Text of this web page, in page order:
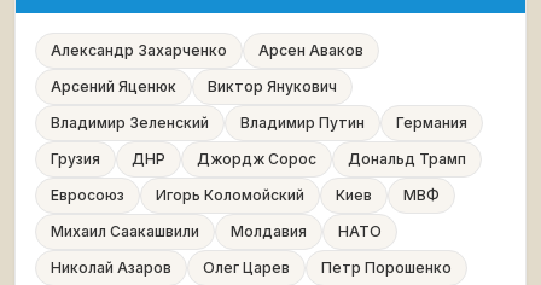
Александр Захарченко
Арсен Аваков
Арсений Яценюк
Виктор Янукович
Владимир Зеленский
Владимир Путин
Германия
Грузия
ДНР Джордж Сорос
Дональд Трамп
Евросоюз
Игорь Коломойский Киев
МВФ
Михаил Саакашвили
Молдавия
НАТО
Николай Азаров
Олег Царев
Петр Порошенко